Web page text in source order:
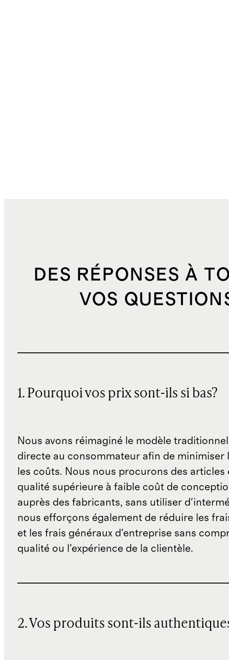
DES RÉPONSES À
VOS
1. Pourquoi vos prix sont-ils si bas?
Nous avons réimaginé le modèle
directe au consommateur afin de minimiser
les coûts. Nous nous procurons des articles
qualité supérieure à faible coût de
auprès des fabricants, sans utiliser
nous efforçons également de réduire les
et les frais généraux d'entreprise sans
qualité ou l'expérience de la clientèle.
2. Vos produits sont-ils